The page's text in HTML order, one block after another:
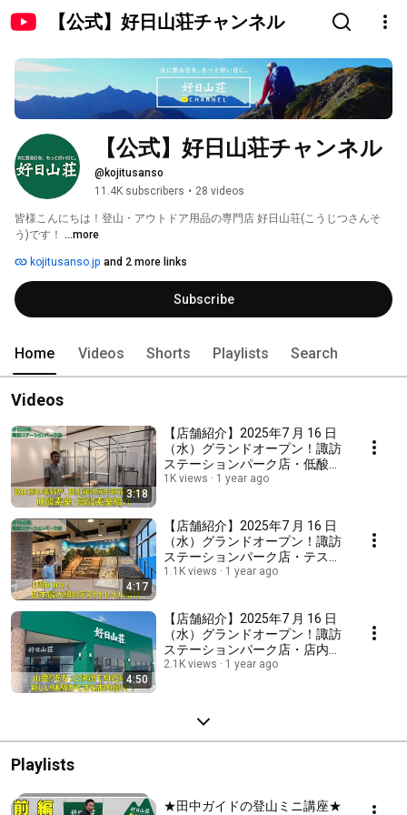
【公式】好日山荘チャンネル
【公式】好日山荘チャンネル
@kojitusanso
11.4K subscribers • 28 videos
皆様こんにちは！登山・アウトドア用品の専門店 好日山荘(こうじつさんそ
う)です！ ...more
kojitusanso.jp and 2 more links
Subscribe
Home Videos Shorts Playlists Search
Videos
3:18
【店舗紹介】2025年7 月 16 日
（水）グランドオープン！諏訪
ステーションパーク店・低酸素
室/高酸素室編
1K views 1 year ago
4:17
【店舗紹介】2025年7 月 16 日
（水）グランドオープン！諏訪
ステーションパーク店・テスト
トレイル編
1.1K views 1 year ago
4:50
【店舗紹介】2025年7 月 16 日
（水）グランドオープン！諏訪
ステーションパーク店・店内紹
介編
2.1K views 1 year ago
Playlists
★田中ガイドの登山ミニ講座★